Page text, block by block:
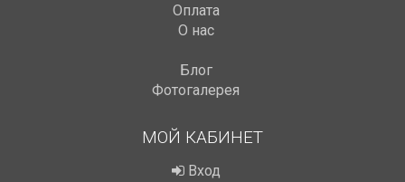
Оплата
О нас
Блог
Фотогалерея
МОЙ КАБИНЕТ
Вход